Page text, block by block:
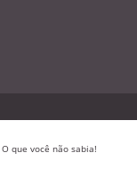
que você não sabia!